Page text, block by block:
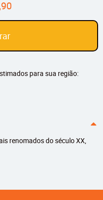
para sua região:
renomados do século XX,